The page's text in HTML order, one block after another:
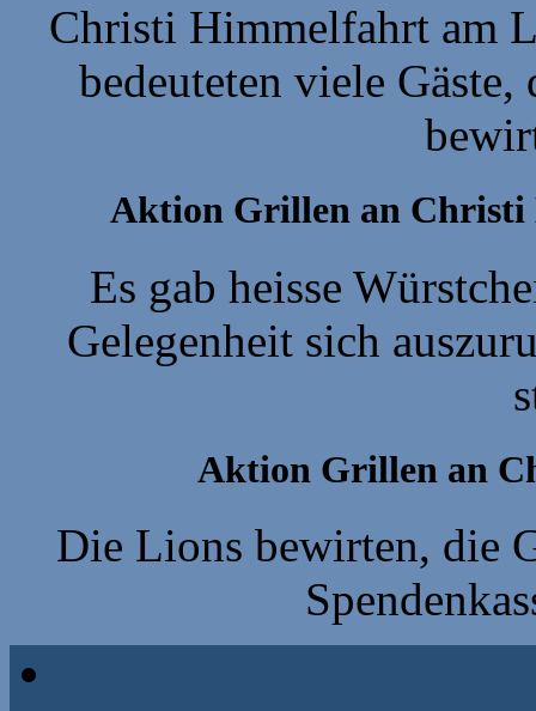
Christi Himmelfahrt am
bedeuteten viele
Aktion Grillen an Christi
Es gab heisse
Gelegenheit sich
Aktion Grillen an
Die Lions bewirten, die